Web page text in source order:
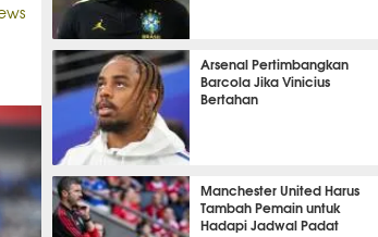
2 menit 39 detik lalu
Arsenal Pertimbangkan
Barcola Jika Vinicius
Bertahan
7 menit 29 detik lalu
Manchester United Harus
Tambah Pemain untuk
Hadapi Jadwal Padat